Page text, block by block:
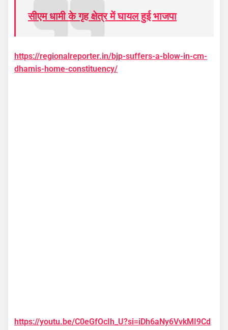
सीएम धामी के गृह क्षेत्र में घायल हुई भाजपा
https://regionalreporter.in/bjp-suffers-a-blow-in-cm-
dhamis-home-constituency/
https://youtu.be/C0eGfOcIh_U?si=iDh6aNy6VvkMI9Cd